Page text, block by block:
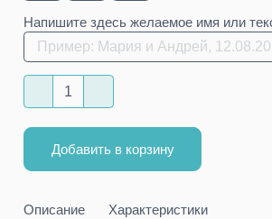
Напишите здесь желаемое имя или
Добавить в корзину
Описание Характеристики